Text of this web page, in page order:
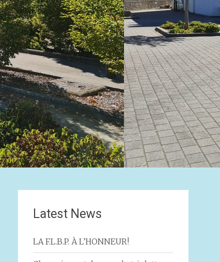
Latest News
LA F.L.B.P. À L’HONNEUR!